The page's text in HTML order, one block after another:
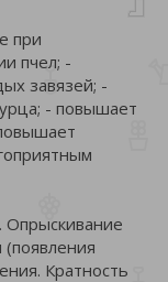
при
пчел; -
завязей; -
- повышает
Опрыскивание
Кратность